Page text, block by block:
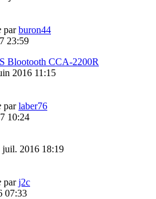
parburon44
23:59
Blootooth CCA-2200R
2016 11:15
parlaber76
10:24
juil. 2016 18:19
parj2c
07:33